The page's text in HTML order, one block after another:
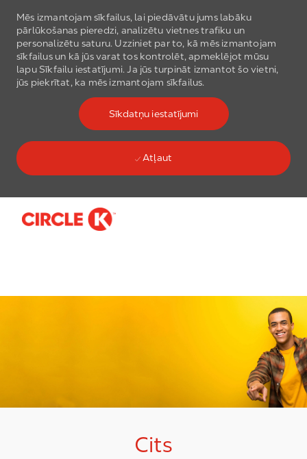
Mēs izmantojam sīkfailus, lai piedāvātu jums labāku
pārlūkošanas pieredzi, analizētu vietnes trafiku un
personalizētu saturu. Uzziniet par to, kā mēs izmantojam
sīkfailus un kā jūs varat tos kontrolēt, apmeklējot mūsu
lapu Sīkfailu iestatījumi. Ja jūs turpināt izmantot šo vietni,
jūs piekrītat, ka mēs izmantojam sīkfailus.
Sīkdatņu iestatījumi
Atļaut
Cits